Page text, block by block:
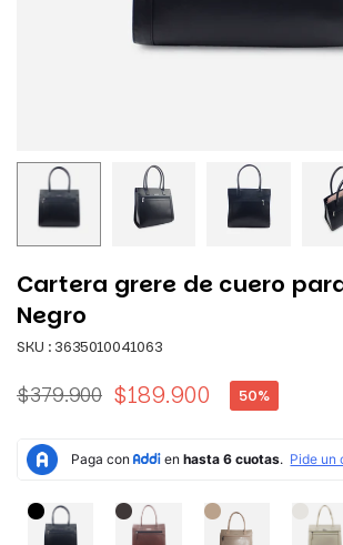
Cartera grere de cuero
Negro
SKU : 3635010041063
Precio
$379.900 $189.900 50%